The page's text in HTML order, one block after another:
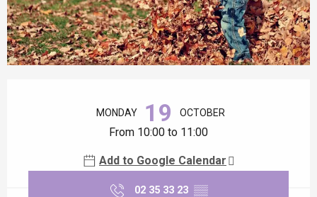
MONDAY 19 OCTOBER
From 10:00 to 11:00
Add to Google Calendar
02 35 33 23 ▒▒